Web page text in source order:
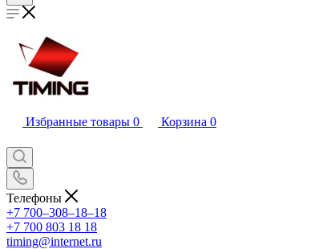
Избранные товары 0 Корзина 0
Телефоны
+7 700‒308‒18‒18
+7 700 803 18 18
timing@internet.ru